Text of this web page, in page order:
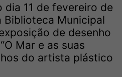
dia 11 de fevereiro de
Biblioteca Municipal
de desenho
Mar e as suas
do artista plástico